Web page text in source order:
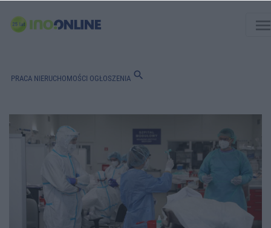
PRACA NIERUCHOMOŚCI OGŁOSZENIA search